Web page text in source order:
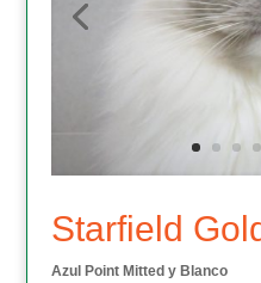
Starfield
Azul Point Mitted y Blanco